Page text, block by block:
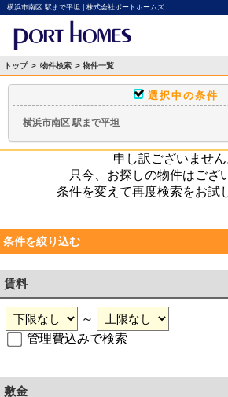
横浜市南区 駅まで平坦 | 株式会社ポートホームズ
トップ > 物件検索 > 物件一覧
選択中の条件
横浜市南区 駅まで平坦
申し訳ございません
只今、お探しの物件はござ
条件を変えて再度検索をお試
条件を絞り込む
賃料
～
管理費込みで検索
敷金